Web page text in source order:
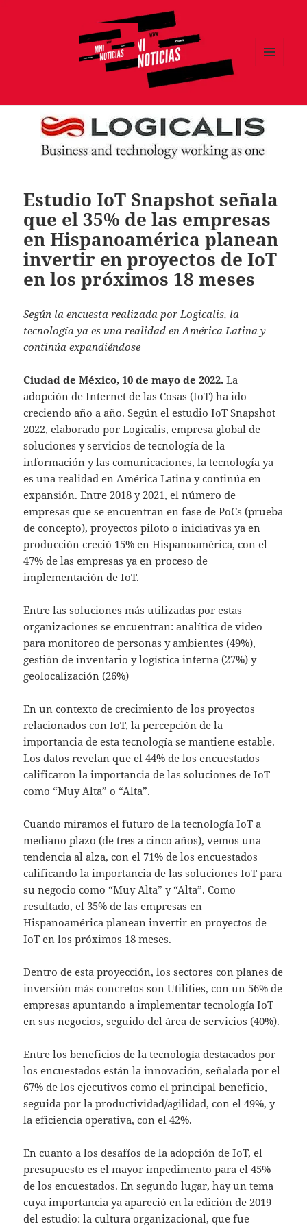
Estudio IoT Snapshot señala
que el 35% de las empresas
en Hispanoamérica planean
invertir en proyectos de IoT
en los próximos 18 meses
Según la encuesta realizada por Logicalis, la
tecnología ya es una realidad en América Latina y
continúa expandiéndose
Ciudad de México, 10 de mayo de 2022. La
adopción de Internet de las Cosas (IoT) ha ido
creciendo año a año. Según el estudio IoT Snapshot
2022, elaborado por Logicalis, empresa global de
soluciones y servicios de tecnología de la
información y las comunicaciones, la tecnología ya
es una realidad en América Latina y continúa en
expansión. Entre 2018 y 2021, el número de
empresas que se encuentran en fase de PoCs (prueba
de concepto), proyectos piloto o iniciativas ya en
producción creció 15% en Hispanoamérica, con el
47% de las empresas ya en proceso de
implementación de IoT.
Entre las soluciones más utilizadas por estas
organizaciones se encuentran: analítica de video
para monitoreo de personas y ambientes (49%),
gestión de inventario y logística interna (27%) y
geolocalización (26%)
En un contexto de crecimiento de los proyectos
relacionados con IoT, la percepción de la
importancia de esta tecnología se mantiene estable.
Los datos revelan que el 44% de los encuestados
calificaron la importancia de las soluciones de IoT
como “Muy Alta” o “Alta”.
Cuando miramos el futuro de la tecnología IoT a
mediano plazo (de tres a cinco años), vemos una
tendencia al alza, con el 71% de los encuestados
calificando la importancia de las soluciones IoT para
su negocio como “Muy Alta” y “Alta”. Como
resultado, el 35% de las empresas en
Hispanoamérica planean invertir en proyectos de
IoT en los próximos 18 meses.
Dentro de esta proyección, los sectores con planes de
inversión más concretos son Utilities, con un 56% de
empresas apuntando a implementar tecnología IoT
en sus negocios, seguido del área de servicios (40%).
Entre los beneficios de la tecnología destacados por
los encuestados están la innovación, señalada por el
67% de los ejecutivos como el principal beneficio,
seguida por la productividad/agilidad, con el 49%, y
la eficiencia operativa, con el 42%.
En cuanto a los desafíos de la adopción de IoT, el
presupuesto es el mayor impedimento para el 45%
de los encuestados. En segundo lugar, hay un tema
cuya importancia ya apareció en la edición de 2019
del estudio: la cultura organizacional, que fue